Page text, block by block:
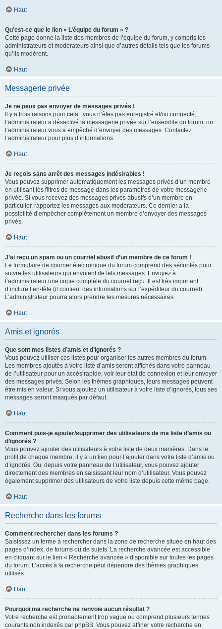
Haut
Qu’est-ce que le lien « L’équipe du forum » ?
Cette page donne la liste des membres de l’équipe du forum, y compris les
administrateurs et modérateurs ainsi que d’autres détails tels que les forums
qu’ils modèrent.
Haut
Messagerie privée
Je ne peux pas envoyer de messages privés !
Il y a trois raisons pour cela : vous n’êtes pas enregistré et/ou connecté,
l’administrateur a désactivé la messagerie privée sur l’ensemble du forum, ou
l’administrateur vous a empêché d’envoyer des messages. Contactez
l’administrateur pour plus d’informations.
Haut
Je reçois sans arrêt des messages indésirables !
Vous pouvez supprimer automatiquement les messages privés d’un membre
en utilisant les filtres de message dans les paramètres de votre messagerie
privée. Si vous recevez des messages privés abusifs d’un membre en
particulier, rapportez les messages aux modérateurs. Ce dernier a la
possibilité d’empêcher complètement un membre d’envoyer des messages
privés.
Haut
J’ai reçu un spam ou un courriel abusif d’un membre de ce forum !
Le formulaire de courrier électronique du forum comprend des sécurités pour
suivre les utilisateurs qui envoient de tels messages. Envoyez à
l’administrateur une copie complète du courriel reçu. Il est très important
d’inclure l’en-tête (il contient des informations sur l’expéditeur du courriel).
L’administrateur pourra alors prendre les mesures nécessaires.
Haut
Amis et ignorés
Que sont mes listes d’amis et d’ignorés ?
Vous pouvez utiliser ces listes pour organiser les autres membres du forum.
Les membres ajoutés à votre liste d’amis seront affichés dans votre panneau
de l’utilisateur pour un accès rapide, voir leur état de connexion et leur envoyer
des messages privés. Selon les thèmes graphiques, leurs messages peuvent
être mis en valeur. Si vous ajoutez un utilisateur à votre liste d’ignorés, tous ses
messages seront masqués par défaut.
Haut
Comment puis-je ajouter/supprimer des utilisateurs de ma liste d’amis ou
d’ignorés ?
Vous pouvez ajouter des utilisateurs à votre liste de deux manières. Dans le
profil de chaque membre, il y a un lien pour l’ajouter dans votre liste d’amis ou
d’ignorés. Ou, depuis votre panneau de l’utilisateur, vous pouvez ajouter
directement des membres en saisissant leur nom d’utilisateur. Vous pouvez
également supprimer des utilisateurs de votre liste depuis cette même page.
Haut
Recherche dans les forums
Comment rechercher dans les forums ?
Saisissez un terme à rechercher dans la zone de recherche située en haut des
pages d’index, de forums ou de sujets. La recherche avancée est accessible
en cliquant sur le lien « Recherche avancée » disponible sur toutes les pages
du forum. L’accès à la recherche peut dépendre des thèmes graphiques
utilisés.
Haut
Pourquoi ma recherche ne renvoie aucun résultat ?
Votre recherche est probablement trop vague ou comprend plusieurs termes
courants non indexés par phpBB. Vous pouvez affiner votre recherche en